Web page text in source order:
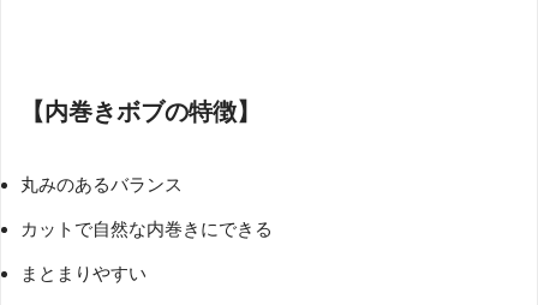
【内巻きボブの特徴】
丸みのあるバランス
カットで自然な内巻きにできる
まとまりやすい